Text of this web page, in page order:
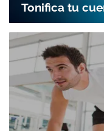
Tonifica tu